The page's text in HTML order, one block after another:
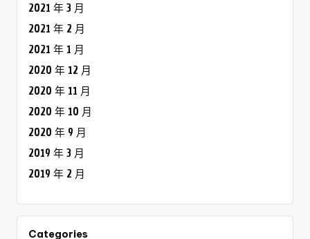
2021 年 3 月
2021 年 2 月
2021 年 1 月
2020 年 12 月
2020 年 11 月
2020 年 10 月
2020 年 9 月
2019 年 3 月
2019 年 2 月
Categories